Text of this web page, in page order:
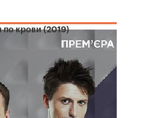
по крови (2019)